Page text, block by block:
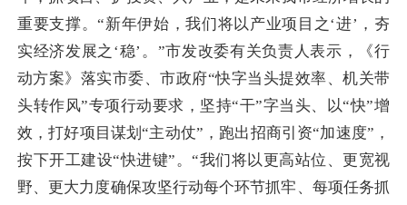
重要支撑。“新年伊始，我们将以产业项目之‘进’，夯
实经济发展之‘稳’。”市发改委有关负责人表示，《行
动方案》落实市委、市政府“快字当头提效率、机关带
头转作风”专项行动要求，坚持“干”字当头、以“快”增
效，打好项目谋划“主动仗”，跑出招商引资“加速度”，
按下开工建设“快进键”。“我们将以更高站位、更宽视
野、更大力度确保攻坚行动每个环节抓牢、每项任务抓